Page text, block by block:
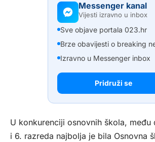
Messenger kanal
Vijesti izravno u inbox
Sve objave portala 023.hr
Brze obavijesti o breaking
Izravno u Messenger inbox
Pridruži se
U konkurenciji osnovnih škola, među
i 6. razreda najbolja je bila Osnovna